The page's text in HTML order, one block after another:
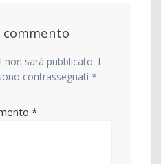
commento
non sarà pubblicato. I
contrassegnati *
*